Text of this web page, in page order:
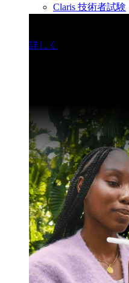
Claris 技術者試験
詳しく